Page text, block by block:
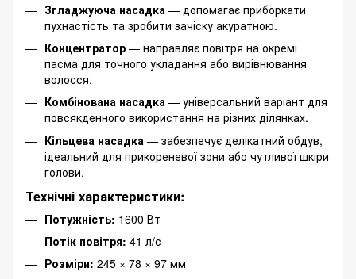
Згладжуюча насадка — допомагає приборкати
пухнастість та зробити зачіску акуратною.
Концентратор — направляє повітря на окремі
пасма для точного укладання або вирівнювання
волосся.
Комбінована насадка — універсальний варіант для
повсякденного використання на різних ділянках.
Кільцева насадка — забезпечує делікатний обдув,
ідеальний для прикореневої зони або чутливої шкіри
голови.
Технічні характеристики:
Потужність: 1600 Вт
Потік повітря: 41 л/с
Розміри: 245 × 78 × 97 мм